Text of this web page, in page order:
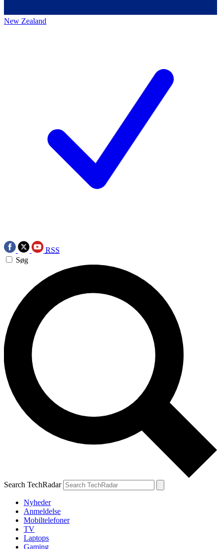
New Zealand
RSS
Søg
Search TechRadar
Nyheder
Anmeldelse
Mobiltelefoner
TV
Laptops
Gaming